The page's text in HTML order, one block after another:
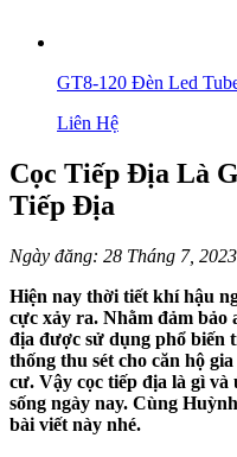
GT8-120 Đèn Led
Liên Hệ
Cọc Tiếp Địa Là
Tiếp Địa
Ngày đăng: 28 Tháng 7, 2023
Hiện nay thời tiết khí hậu
cực xảy ra. Nhằm đảm bảo
địa được sử dụng phổ biến
thống thu sét cho căn hộ
cư. Vậy cọc tiếp địa là gì
sống ngày nay. Cùng
bài viết này nhé.